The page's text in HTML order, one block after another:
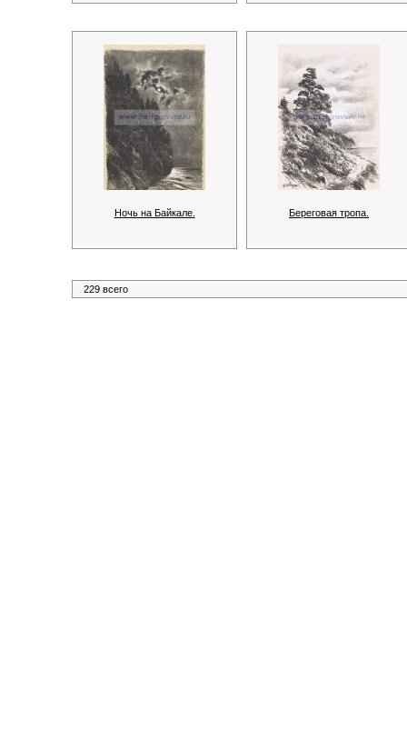
Ночь на Байкале. Береговая тропа.
229 всего